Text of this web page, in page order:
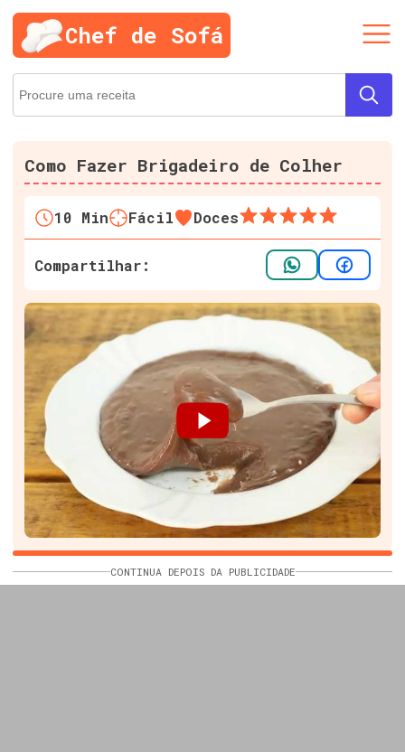
Chef de Sofá
Como Fazer Brigadeiro de Colher
10 Min Fácil Doces
Compartilhar:
CONTINUA DEPOIS DA PUBLICIDADE